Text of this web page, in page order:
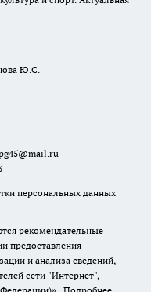
Ю.С.
персональных данных
рекомендательные
предоставления
и анализа сведений,
сети "Интернет",